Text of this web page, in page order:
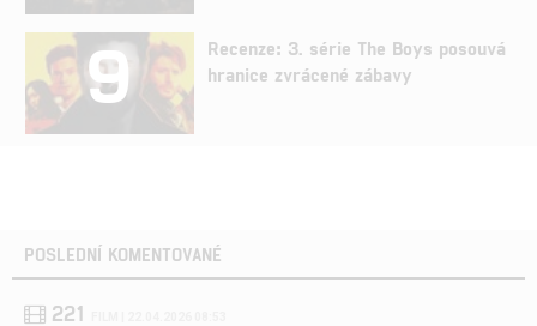
9
Recenze: 3. série The Boys posouvá
hranice zvrácené zábavy
POSLEDNÍ KOMENTOVANÉ
221